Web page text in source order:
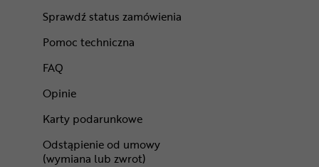
Sprawdź status zamówienia
Pomoc techniczna
FAQ
Opinie
Karty podarunkowe
Odstąpienie od umowy
(wymiana lub zwrot)